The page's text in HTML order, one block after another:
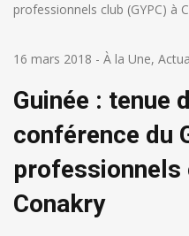
professionnels club (GYPC) à
16 mars 2018 - À la Une,
Guinée : tenue
conférence du
professionnels
Conakry